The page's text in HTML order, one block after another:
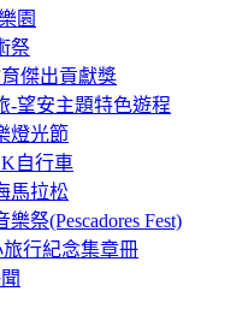
園
祭
傑出貢獻獎
-望安主題特色遊程
燈光節
自行車
馬拉松
祭(Pescadores Fest)
行紀念集章冊